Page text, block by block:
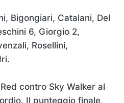
Bigongiari, Catalani, Del
6, Giorgio 2,
Rosellini,
contro Sky Walker al
Il punteggio finale,